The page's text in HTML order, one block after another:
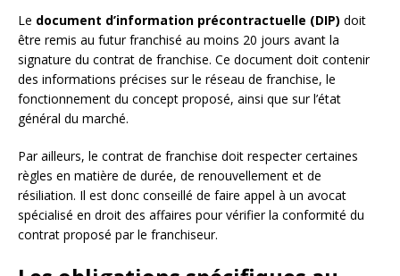
Le document d’information précontractuelle (DIP) doit
être remis au futur franchisé au moins 20 jours avant la
signature du contrat de franchise. Ce document doit contenir
des informations précises sur le réseau de franchise, le
fonctionnement du concept proposé, ainsi que sur l’état
général du marché.
Par ailleurs, le contrat de franchise doit respecter certaines
règles en matière de durée, de renouvellement et de
résiliation. Il est donc conseillé de faire appel à un avocat
spécialisé en droit des affaires pour vérifier la conformité du
contrat proposé par le franchiseur.